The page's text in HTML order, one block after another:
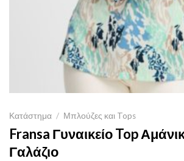
Κατάστημα / Μπλούζες και Tops
Fransa Γυναικείο Top
Γαλάζιο